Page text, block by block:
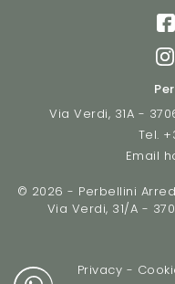
Via Verdi, 31A -
Tel.
Email
© 2026 - Perbellini
Via Verdi, 31/A -
Privacy -